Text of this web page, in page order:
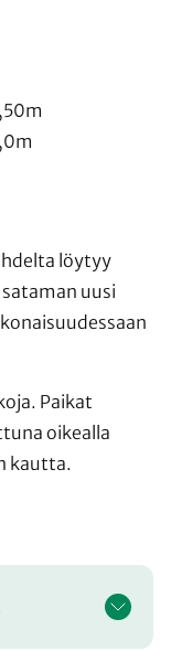
löytyy
uusi
Paikat
oikealla
kautta.